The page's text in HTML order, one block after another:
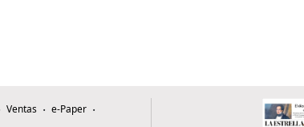
Ventas
e-Paper